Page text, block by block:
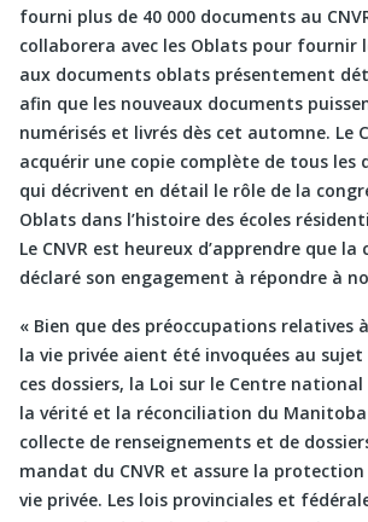
fourni plus de 40 000 documents au
collaborera avec les Oblats pour fournir
aux documents oblats présentement
afin que les nouveaux documents
numérisés et livrés dès cet automne. Le
acquérir une copie complète de tous les
qui décrivent en détail le rôle de la
Oblats dans l’histoire des écoles
Le CNVR est heureux d’apprendre que
déclaré son engagement à répondre à
« Bien que des préoccupations relatives
la vie privée aient été invoquées au
ces dossiers, la Loi sur le Centre
la vérité et la réconciliation du
collecte de renseignements et de
mandat du CNVR et assure la
vie privée. Les lois provinciales et